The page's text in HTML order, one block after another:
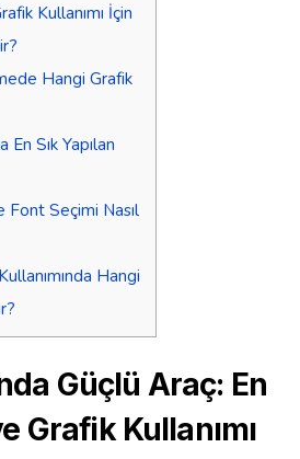
Kullanımı İçin
Hangi Grafik
En Sık Yapılan
Seçimi Nasıl
Hangi
Güçlü Araç: En
Grafik Kullanımı